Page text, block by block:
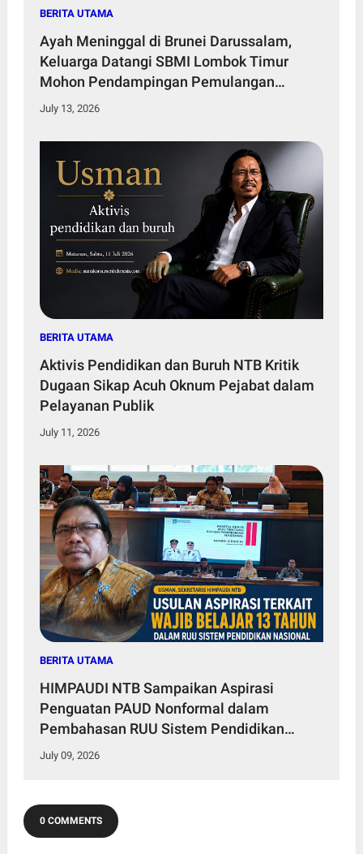
BERITA UTAMA
Ayah Meninggal di Brunei Darussalam,
Keluarga Datangi SBMI Lombok Timur
Mohon Pendampingan Pemulangan
Jenazah
July 13, 2026
BERITA UTAMA
Aktivis Pendidikan dan Buruh NTB Kritik
Dugaan Sikap Acuh Oknum Pejabat dalam
Pelayanan Publik
July 11, 2026
BERITA UTAMA
HIMPAUDI NTB Sampaikan Aspirasi
Penguatan PAUD Nonformal dalam
Pembahasan RUU Sistem Pendidikan
Nasional Bersama Panja Komisi X DPR RI
July 09, 2026
0 COMMENTS